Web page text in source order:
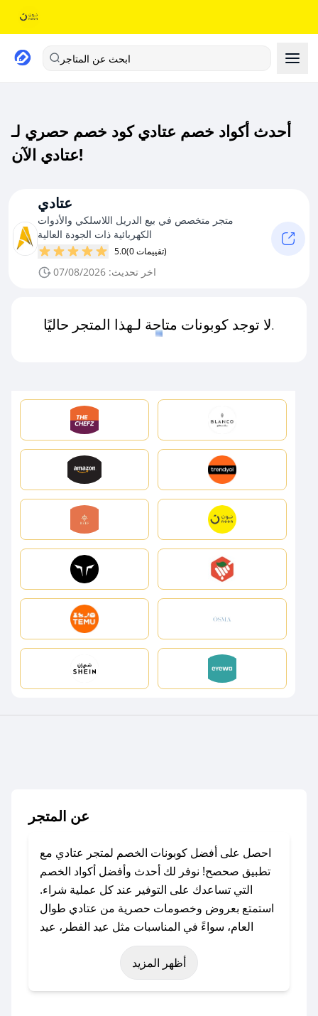
ابحث عن المتاجر
أحدث أكواد خصم عتادي كود خصم حصري لـ
عتادي الآن!
عتادي
متجر متخصص في بيع الدريل اللاسلكي والأدوات
الكهربائية ذات الجودة العالية
5.0 (0 تقييمات)
اخر تحديث: 07/08/2026
لا توجد كوبونات متاحة لـهذا المتجر حاليًا.
عن المتجر
احصل على أفضل كوبونات الخصم لمتجر عتادي مع
تطبيق صحصح! نوفر لك أحدث وأفضل أكواد الخصم
التي تساعدك على التوفير عند كل عملية شراء.
استمتع بعروض وخصومات حصرية من عتادي طوال
العام، سواءً في المناسبات مثل عيد الفطر، عيد
الأضحى، الجمعة البيضاء (شهر نوفمبر)، رمضان،
اليوم الوطني، يوم التأسيس، أو حتى عروض خاصة
أظهر المزيد